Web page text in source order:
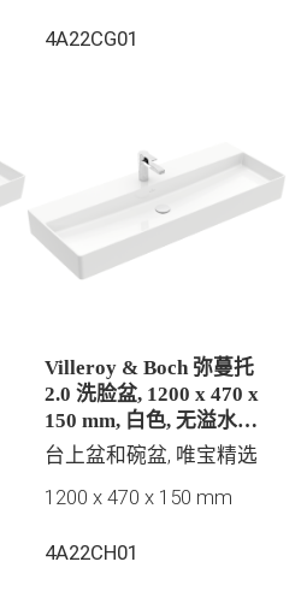
4A22CG01
Villeroy & Boch 弥蔓托
2.0 洗脸盆, 1200 x 470 x
150 mm, 白色, 无溢水孔,
抛光
台上盆和碗盆, 唯宝精选
1200 x 470 x 150 mm
4A22CH01